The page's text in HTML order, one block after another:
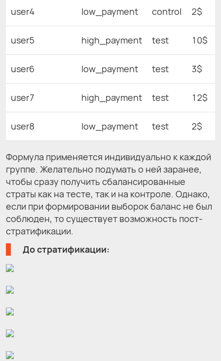
user4 low_payment control 2$
user5 high_payment test 10$
user6 low_payment test 3$
user7 high_payment test 12$
user8 low_payment test 2$
Формула применяется индивидуально к каждой
группе. Желательно подумать о ней заранее,
чтобы сразу получить сбалансированные
страты как на тесте, так и на контроле. Однако,
если при формировании выборок баланс не был
соблюден, то существует возможность пост-
стратификации.
До стратификации: